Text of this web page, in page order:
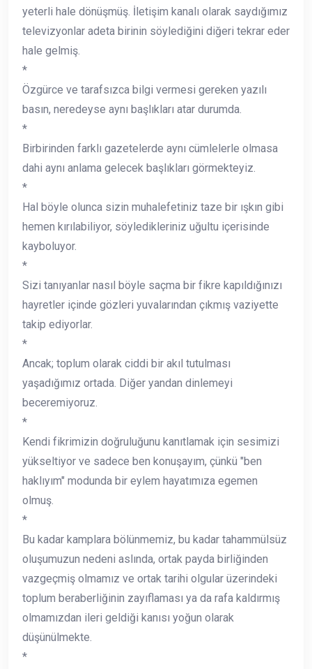
yeterli hale dönüşmüş. İletişim kanalı olarak saydığımız
televizyonlar adeta birinin söylediğini diğeri tekrar eder
hale gelmiş.
*
Özgürce ve tarafsızca bilgi vermesi gereken yazılı
basın, neredeyse aynı başlıkları atar durumda.
*
Birbirinden farklı gazetelerde aynı cümlelerle olmasa
dahi aynı anlama gelecek başlıkları görmekteyiz.
*
Hal böyle olunca sizin muhalefetiniz taze bir ışkın gibi
hemen kırılabiliyor, söyledikleriniz uğultu içerisinde
kayboluyor.
*
Sizi tanıyanlar nasıl böyle saçma bir fikre kapıldığınızı
hayretler içinde gözleri yuvalarından çıkmış vaziyette
takip ediyorlar.
*
Ancak; toplum olarak ciddi bir akıl tutulması
yaşadığımız ortada. Diğer yandan dinlemeyi
beceremiyoruz.
*
Kendi fikrimizin doğruluğunu kanıtlamak için sesimizi
yükseltiyor ve sadece ben konuşayım, çünkü "ben
haklıyım" modunda bir eylem hayatımıza egemen
olmuş.
*
Bu kadar kamplara bölünmemiz, bu kadar tahammülsüz
oluşumuzun nedeni aslında, ortak payda birliğinden
vazgeçmiş olmamız ve ortak tarihi olgular üzerindeki
toplum beraberliğinin zayıflaması ya da rafa kaldırmış
olmamızdan ileri geldiği kanısı yoğun olarak
düşünülmekte.
*